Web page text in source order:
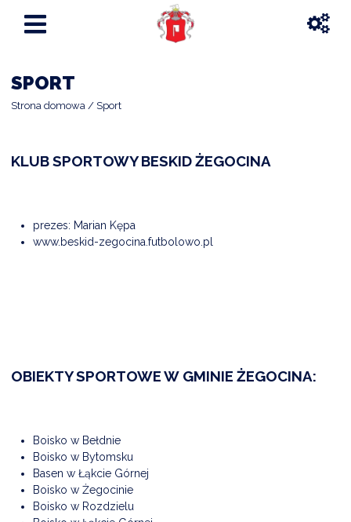
SPORT
Strona domowa Sport
KLUB SPORTOWY BESKID ŻEGOCINA
prezes: Marian Kępa
www.beskid-zegocina.futbolowo.pl
OBIEKTY SPORTOWE W GMINIE ŻEGOCINA:
Boisko w Bełdnie
Boisko w Bytomsku
Basen w Łąkcie Górnej
Boisko w Żegocinie
Boisko w Rozdzielu